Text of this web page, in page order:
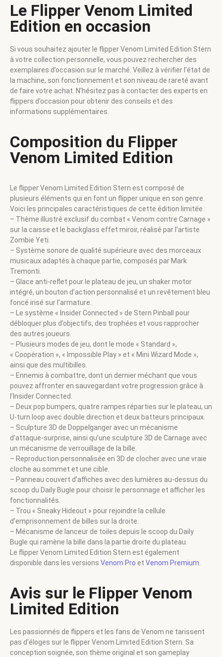
Le Flipper Venom Limited
Edition en occasion
Si vous souhaitez ajouter le flipper Venom Limited Edition Stern
à votre collection personnelle, vous pouvez rechercher des
exemplaires d’occasion sur le marché. Veillez à vérifier l’état de
la machine, son fonctionnement et son niveau de rareté avant
de faire votre achat. N’hésitez pas à contacter des experts en
flippers d’occasion pour obtenir des conseils et des
informations supplémentaires.
Composition du Flipper
Venom Limited Edition
Le flipper Venom Limited Edition Stern est composé de
plusieurs éléments qui en font un flipper unique en son genre.
Voici les principales caractéristiques de cette édition limitée :
– Thème illustré exclusif du combat « Venom contre Carnage »
sur la caisse et le backglass effet miroir, réalisé par l’artiste
Zombie Yeti.
– Système sonore de qualité supérieure avec des morceaux
musicaux adaptés à chaque partie, composés par Mark
Tremonti.
– Glace anti-reflet pour le plateau de jeu, un shaker motor
intégré, un bouton d’action personnalisé et un revêtement bleu
foncé irisé sur l’armature.
– Le système « Insider Connected » de Stern Pinball pour
débloquer plus d’objectifs, des trophées et vous rapprocher
des autres joueurs.
– Plusieurs modes de jeu, dont le mode « Standard »,
« Coopération », « Impossible Play » et « Mini Wizard Mode »,
ainsi que des multibilles.
– Ennemis à combattre, dont un dernier méchant que vous
pouvez affronter en sauvegardant votre progression grâce à
l’Insider Connected.
– Deux pop bumpers, quatre rampes réparties sur le plateau, un
U-turn loop avec double direction et deux batteurs principaux.
– Sculpture 3D de Doppelganger avec un mécanisme
d’attaque-surprise, ainsi qu’une sculpture 3D de Carnage avec
un mécanisme de verrouillage de la bille.
– Reproduction personnalisée en 3D de clocher avec une vraie
cloche au sommet et une cible.
– Panneau couvert d’affiches avec des lumières au-dessus du
scoop du Daily Bugle pour choisir le personnage et afficher les
fonctionnalités.
– Trou « Sneaky Hideout » pour rejoindre la cellule
d’emprisonnement de billes sur la droite.
– Mécanisme de lanceur de toiles depuis le scoop du Daily
Bugle qui ramène la bille dans la partie droite du plateau.
Le flipper Venom Limited Edition Stern est également
disponible dans les versions Venom Pro et Venom Premium
Avis sur le Flipper Venom
Limited Edition
Les passionnés de flippers et les fans de Venom ne tarissent
pas d’éloges sur le flipper Venom Limited Edition Stern. Sa
conception soignée, son thème original et son gameplay